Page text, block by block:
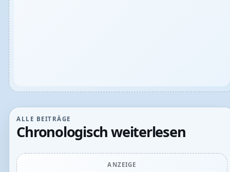
ALLE BEITRÄGE
Chronologisch weiterlesen
ANZEIGE